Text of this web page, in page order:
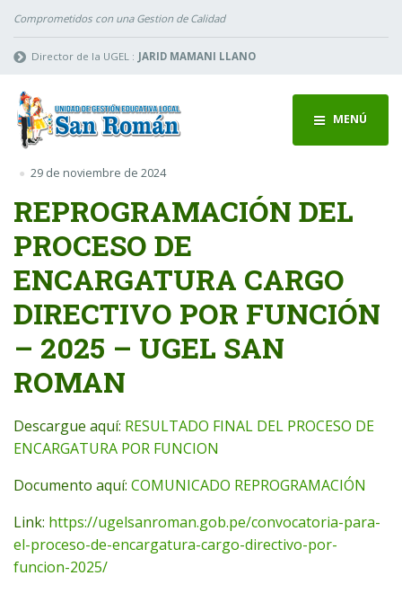
Comprometidos con una Gestion de Calidad
Director de la UGEL : JARID MAMANI LLANO
MENÚ
29 de noviembre de 2024
REPROGRAMACIÓN DEL
PROCESO DE
ENCARGATURA CARGO
DIRECTIVO POR FUNCIÓN
– 2025 – UGEL SAN
ROMAN
Descargue aquí: RESULTADO FINAL DEL PROCESO DE
ENCARGATURA POR FUNCION
Documento aquí: COMUNICADO REPROGRAMACIÓN
Link: https://ugelsanroman.gob.pe/convocatoria-para-
el-proceso-de-encargatura-cargo-directivo-por-
funcion-2025/